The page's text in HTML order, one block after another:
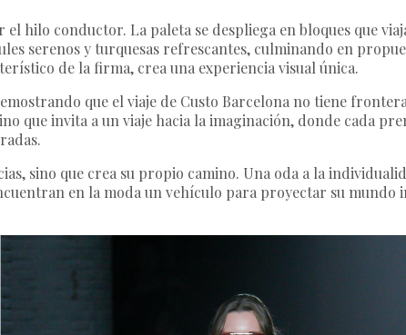
hilo conductor. La paleta se despliega en bloques que
serenos y turquesas refrescantes, culminando en
de la firma, crea una experiencia visual única.
que el viaje de Custo Barcelona no tiene
que invita a un viaje hacia la imaginación, donde cada
sino que crea su propio camino. Una oda a la
en la moda un vehículo para proyectar su mundo